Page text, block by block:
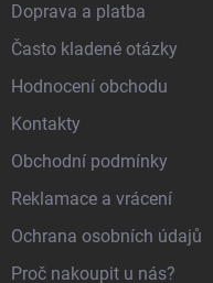
Doprava a platba
Často kladené otázky
Hodnocení obchodu
Kontakty
Obchodní podmínky
Reklamace a vrácení
Ochrana osobních údajů
Proč nakoupit u nás?